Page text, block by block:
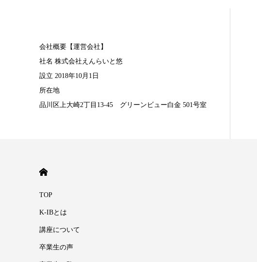
会社概要【運営会社】
社名 株式会社えんらいと悠
設立 2018年10月1日
所在地
品川区上大崎2丁目13-45 グリーンビュー白金 501号室
TOP
K-IBとは
講座について
卒業生の声